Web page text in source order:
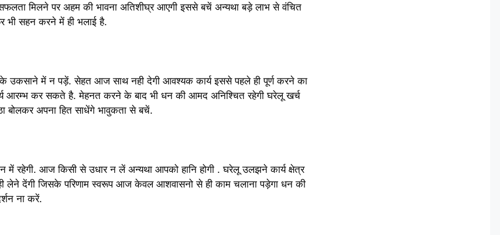
मिलने पर अहम की भावना अतिशीघ्र आएगी इससे बचें अन्यथा बड़े लाभ से वंचित
भी सहन करने में ही भलाई है.
के उकसाने में न पड़ें. सेहत आज साथ नही देगी आवश्यक कार्य इससे पहले ही पूर्ण करने का
आरम्भ कर सकते है. मेहनत करने के बाद भी धन की आमद अनिश्चित रहेगी घरेलू खर्च
बोलकर अपना हित साधेंगे भावुकता से बचें.
रहेगी. आज किसी से उधार न लें अन्यथा आपको हानि होगी . घरेलू उलझने कार्य क्षेत्र
लेने देंगी जिसके परिणाम स्वरूप आज केवल आशवासनो से ही काम चलाना पड़ेगा धन की
ना करें.